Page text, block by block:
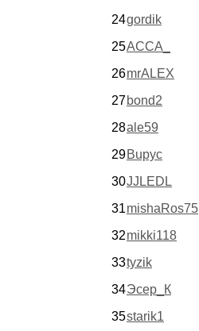
24gordik
25АССА_
26mrALEX
27bond2
28ale59
29Bupyc
30JJLEDL
31mishaRos75
32mikki118
33tyzik
34Эсер_К
35starik1